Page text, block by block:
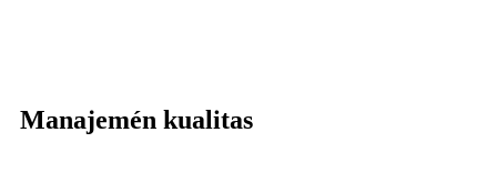
Manajemén kualitas